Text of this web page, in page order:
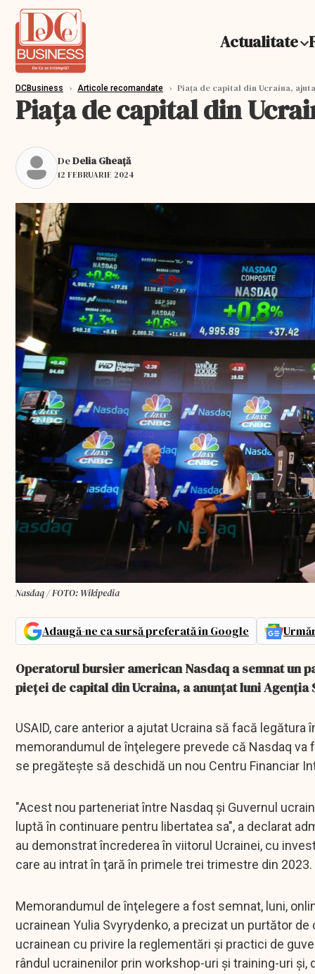
Actualitate
DCBusiness › Articole recomandate › Piața de capital din Ucraina,
Piața de capital din
DeDelia Gheață
12 FEBRUARIE 2024
Nasdaq / FOTO: Wikipedia
Adaugă-ne ca sursă preferată în Google
Operatorul bursier american Nasdaq a semnat un
pieţei de capital din Ucraina, a anunţat luni Agenţia
USAID, care anterior a ajutat Ucraina să facă
memorandumul de înţelegere prevede că Nasdaq
se pregăteşte să deschidă un nou Centru Financiar
"Acest nou parteneriat între Nasdaq şi Guvernul
luptă în continuare pentru libertatea sa", a declarat
au demonstrat încrederea în viitorul Ucrainei, cu
care au intrat în ţară în primele trei trimestre din 2023.
Memorandumul de înţelegere a fost semnat, luni,
ucrainean Yulia Svyrydenko, a precizat un purtător
ucrainean cu privire la reglementări şi practici de
rândul ucrainenilor prin workshop-uri şi training-uri